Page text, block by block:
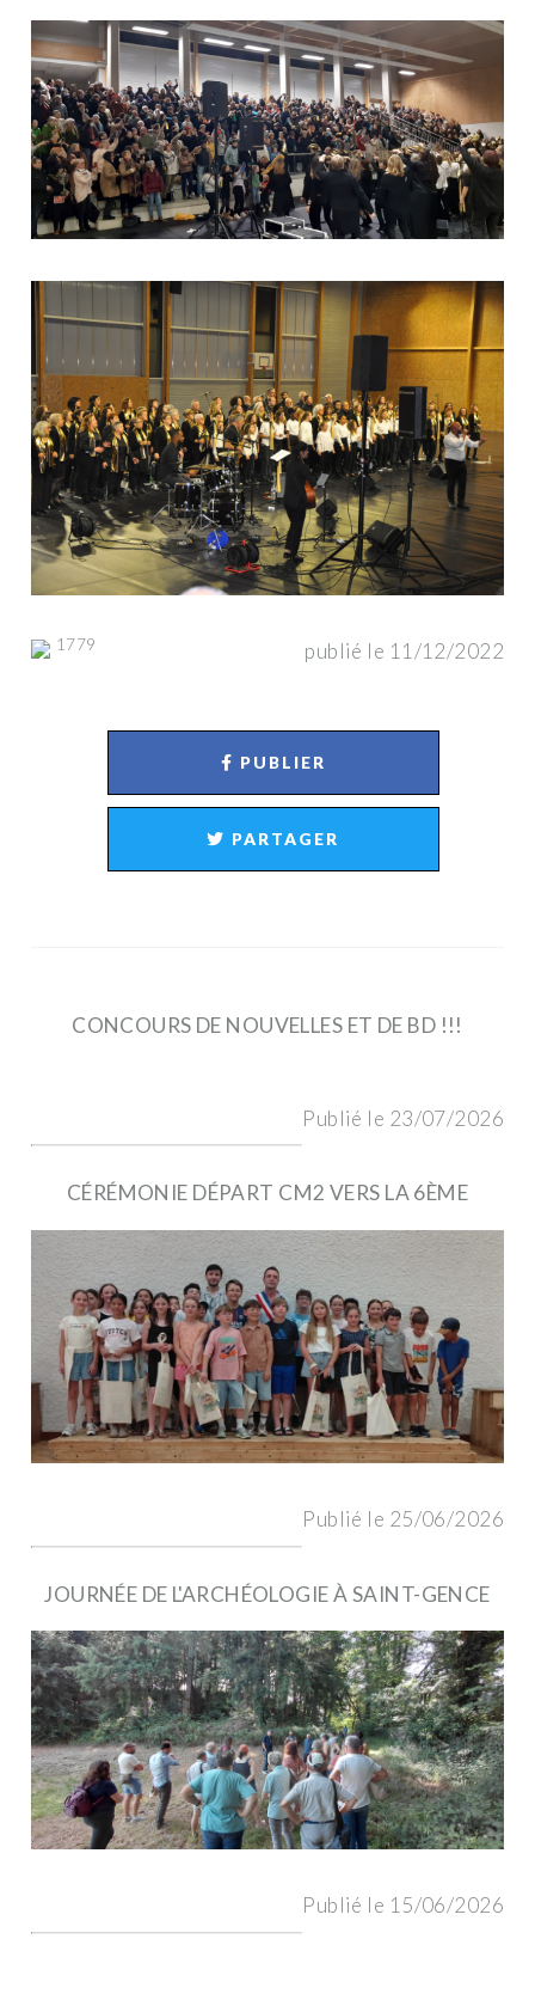
CONCOURS DE NOUVELLES ET DE BD !!!
Publié le 23/07/2026
CÉRÉMONIE DÉPART CM2 VERS LA 6ÈME
Publié le 25/06/2026
JOURNÉE DE L'ARCHÉOLOGIE À SAINT-GENCE
Publié le 15/06/2026
publié le 11/12/2022
1779
PUBLIER
PARTAGER